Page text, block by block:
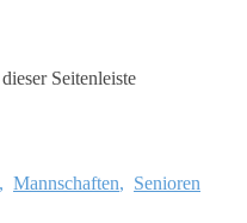
Seitenleiste
, Mannschaften, Senioren